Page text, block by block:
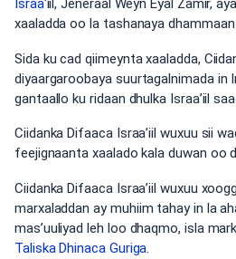
Israa‘iil, Jeneraal Weyn Eyal Zamir,
xaaladda oo la tashanaya
Sida ku cad qiimeynta xaaladda,
diyaargaroobaya suurtagalnimada in
gantaallo ku ridaan dhulka Israa’iil
Ciidanka Difaaca Israa’iil wuxuu sii
feejignaanta xaalado kala duwan oo
Ciidanka Difaaca Israa’iil wuxuu
marxaladdan ay muhiim tahay in la
mas’uuliyad leh loo dhaqmo, isla
Taliska Dhinaca Guriga.